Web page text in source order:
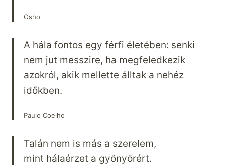
Osho
A hála fontos egy férfi életében: senki
nem jut messzire, ha megfeledkezik
azokról, akik mellette álltak a nehéz
időkben.
Paulo Coelho
Talán nem is más a szerelem,
mint hálaérzet a gyönyörért.